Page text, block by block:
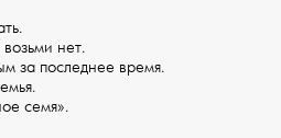
нет.
за последнее время.
семя».